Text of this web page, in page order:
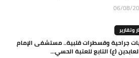
06/08/
وتقارير
جراحية وقسطرات قلبية.. مستشفى الإمام
(ع) التابع للعتبة الحسي...